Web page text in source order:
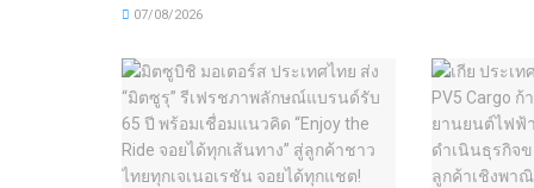
07/08/2026